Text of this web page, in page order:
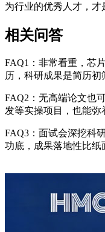
为行业的优秀人才，才
相关问答
FAQ1：非常看重，芯
历，科研成果是简历初
FAQ2：无高端论文也
发等实操项目，也能弥
FAQ3：面试会深挖科
功底，成果落地性比纸